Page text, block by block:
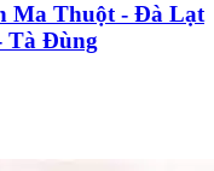
Ma Thuột - Đà Lạt
Tà Đùng